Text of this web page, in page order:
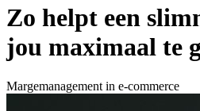
Zo helpt een
jou maximaal te
Margemanagement in e‑commerce